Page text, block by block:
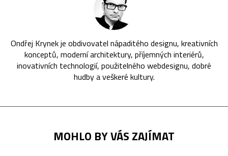
Ondřej Krynek je obdivovatel nápaditého designu, kreativních
konceptů, moderní architektury, příjemných interiérů,
inovativních technologií, použitelného webdesignu, dobré
hudby a veškeré kultury.
MOHLO BY VÁS ZAJÍMAT